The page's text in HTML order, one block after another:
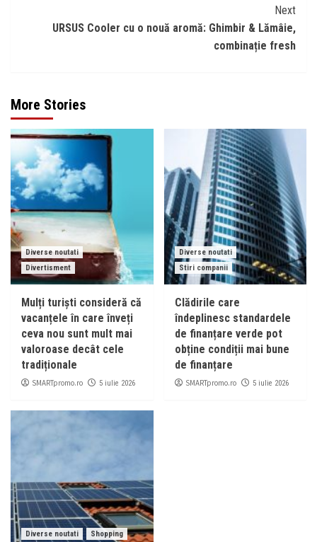
Next
URSUS Cooler cu o nouă aromă: Ghimbir & Lămâie,
combinație fresh
More Stories
Diverse noutati
Divertisment
Mulți turiști consideră că
vacanțele în care înveți
ceva nou sunt mult mai
valoroase decât cele
tradiționale
SMARTpromo.ro 5 iulie 2026
Diverse noutati
Stiri companii
Clădirile care
îndeplinesc standardele
de finanțare verde pot
obține condiții mai bune
de finanțare
SMARTpromo.ro 5 iulie 2026
Diverse noutati
Shopping